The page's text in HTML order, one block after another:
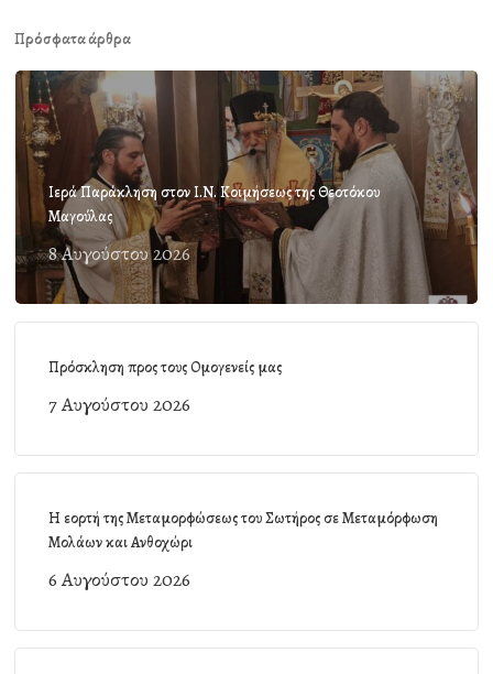
Πρόσφατα άρθρα
Ιερά Παράκληση στον Ι.Ν. Κοιμήσεως της Θεοτόκου
Μαγούλας
8 Αυγούστου 2026
Πρόσκληση προς τους Ομογενείς μας
7 Αυγούστου 2026
Η εορτή της Μεταμορφώσεως του Σωτήρος σε Μεταμόρφωση
Μολάων και Ανθοχώρι
6 Αυγούστου 2026